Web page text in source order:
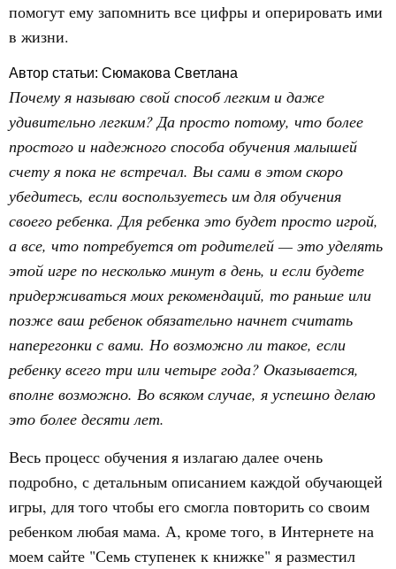
помогут ему запомнить все цифры и оперировать ими
в жизни.
Автор статьи: Сюмакова Светлана
Почему я называю свой способ легким и даже
удивительно легким? Да просто потому, что более
простого и надежного способа обучения малышей
счету я пока не встречал. Вы сами в этом скоро
убедитесь, если воспользуетесь им для обучения
своего ребенка. Для ребенка это будет просто игрой,
а все, что потребуется от родителей — это уделять
этой игре по несколько минут в день, и если будете
придерживаться моих рекомендаций, то раньше или
позже ваш ребенок обязательно начнет считать
наперегонки с вами. Но возможно ли такое, если
ребенку всего три или четыре года? Оказывается,
вполне возможно. Во всяком случае, я успешно делаю
это более десяти лет.
Весь процесс обучения я излагаю далее очень
подробно, с детальным описанием каждой обучающей
игры, для того чтобы его смогла повторить со своим
ребенком любая мама. А, кроме того, в Интернете на
моем сайте "Семь ступенек к книжке" я разместил